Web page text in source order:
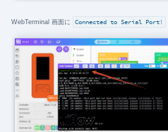
WebTerminal 画面に Connected to Serial Port!